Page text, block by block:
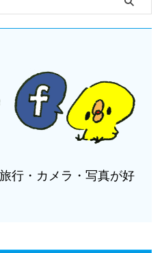
行・カメラ・写真が好